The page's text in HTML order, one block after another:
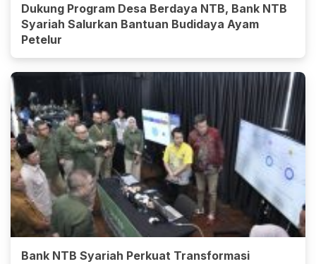
Dukung Program Desa Berdaya NTB, Bank NTB
Syariah Salurkan Bantuan Budidaya Ayam
Petelur
Bank NTB Syariah Perkuat Transformasi